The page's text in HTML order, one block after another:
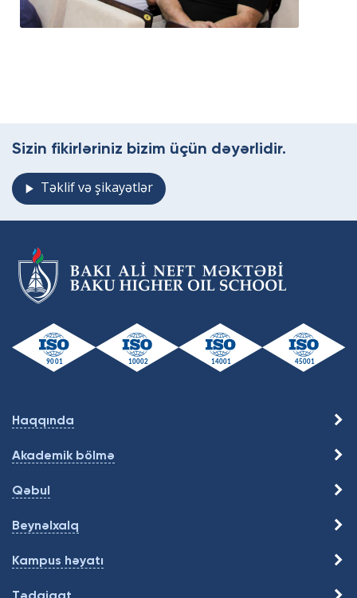
Sizin fikirləriniz bizim üçün dəyərlidir.
Təklif və şikayətlər
Haqqında
Akademik bölmə
Qəbul
Beynəlxalq
Kampus həyatı